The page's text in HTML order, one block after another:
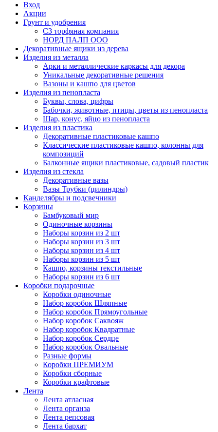
Вход
Акции
Грунт и удобрения
СЗ торфяная компания
НОРД ПАЛП ООО
Декоративные ящики из дерева
Изделия из металла
Арки и металлические каркасы для декора
Уникальные декоративные решения
Вазоны и кашпо для цветов
Изделия из пенопласта
Буквы, слова, цифры
Бабочки, животные, птицы, цветы из пенопласта
Шар, конус, яйцо из пенопласта
Изделия из пластика
Декоративные пластиковые кашпо
Классические пластиковые кашпо, колонны для
композиций
Балконные ящики пластиковые, садовый пластик
Изделия из стекла
Декоративные вазы
Вазы Трубки (цилиндры)
Канделябры и подсвечники
Корзины
Бамбуковый мир
Одиночные корзины
Наборы корзин из 2 шт
Наборы корзин из 3 шт
Наборы корзин из 4 шт
Наборы корзин из 5 шт
Кашпо, корзины текстильные
Наборы корзин из 6 шт
Коробки подарочные
Коробки одиночные
Набор коробок Шляпные
Набор коробок Прямоугольные
Набор коробок Саквояж
Набор коробок Квадратные
Набор коробок Сердце
Набор коробок Овальные
Разные формы
Коробки ПРЕМИУМ
Коробки сборные
Коробки крафтовые
Лента
Лента атласная
Лента органза
Лента репсовая
Лента бархат